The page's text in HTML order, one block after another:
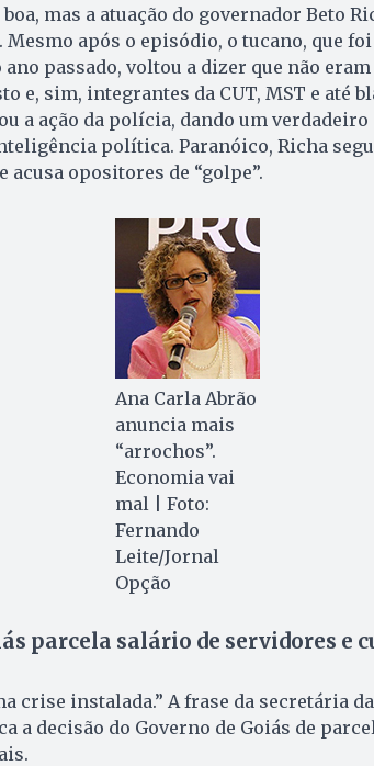
mas a atuação do governador Beto
Mesmo após o episódio, o tucano, que
passado, voltou a dizer que não
e, sim, integrantes da CUT, MST e até
a ação da polícia, dando um verdadeiro
política. Paranóico, Richa
acusa opositores de “golpe”.
Ana Carla Abrão
anuncia mais
“arrochos”.
Economia vai
mal | Foto:
Fernando
Leite/Jornal
Opção
parcela salário de servidores e
crise instalada.” A frase da secretária
a decisão do Governo de Goiás de